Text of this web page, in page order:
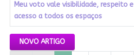
Meu voto vale visibilidade, respeito e
acesso a todos os espaços
NOVO ARTIGO